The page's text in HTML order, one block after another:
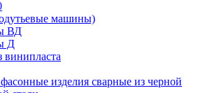
машины)
ВД
Д
винипласта
изделия сварные из черной